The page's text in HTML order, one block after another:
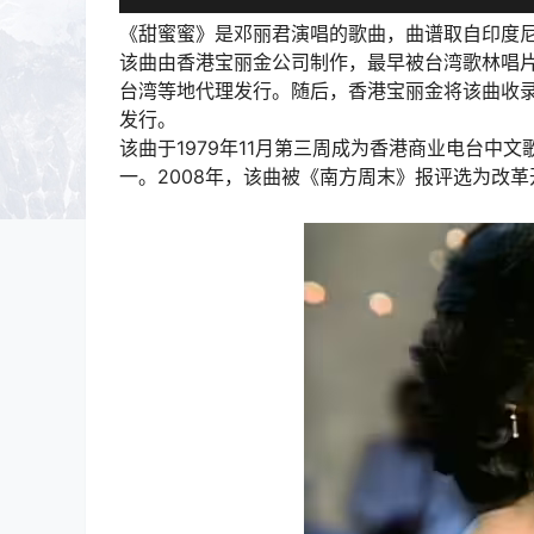
《甜蜜蜜》是邓丽君演唱的歌曲，曲谱取自印度
该曲由香港宝丽金公司制作，最早被台湾歌林
台湾等地代理发行。随后，香港宝丽金将该曲收
发行。
该曲于1979年11月第三周成为香港商业电台中
一。2008年，该曲被《南方周末》报评选为改